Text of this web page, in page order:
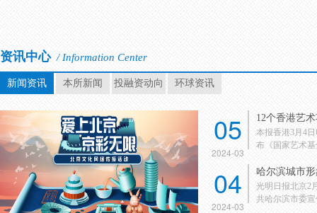
资讯中心 / Information Center
新闻资讯 本所新闻 投融资动向 环球资讯
05
2024-03
12个香港艺
本报香港3月4
布《国家艺术
04
2024-03
哈尔滨城市
光明日报北京2
共哈尔滨市委